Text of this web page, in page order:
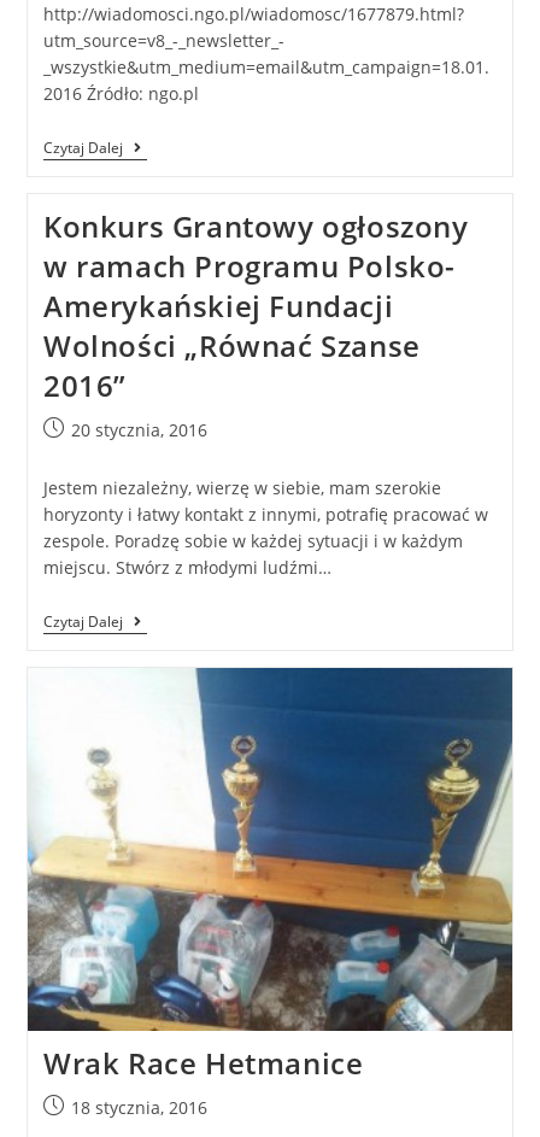
http://wiadomosci.ngo.pl/wiadomosc/1677879.html?
utm_source=v8_-_newsletter_-
_wszystkie&utm_medium=email&utm_campaign=18.01.
2016 Źródło: ngo.pl
Czytaj Dalej
Konkurs Grantowy ogłoszony
w ramach Programu Polsko-
Amerykańskiej Fundacji
Wolności „Równać Szanse
2016”
20 stycznia, 2016
Jestem niezależny, wierzę w siebie, mam szerokie
horyzonty i łatwy kontakt z innymi, potrafię pracować w
zespole. Poradzę sobie w każdej sytuacji i w każdym
miejscu. Stwórz z młodymi ludźmi…
Czytaj Dalej
Wrak Race Hetmanice
18 stycznia, 2016